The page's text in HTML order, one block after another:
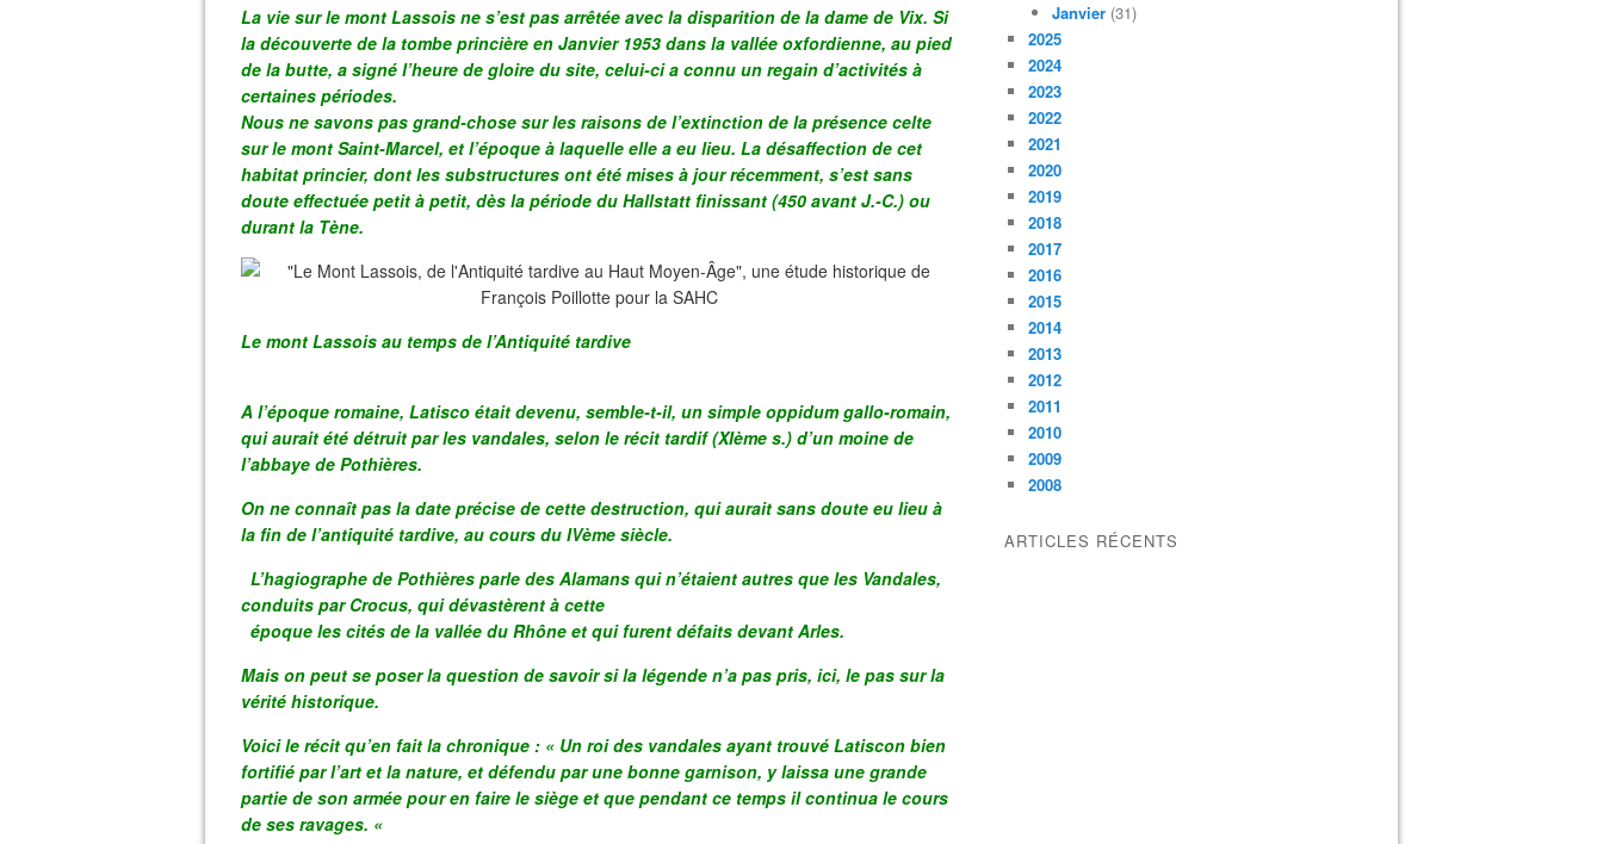
La vie sur le mont Lassois ne s’est pas arrêtée avec la disparition de la dame de Vix. Si
la découverte de la tombe princière en Janvier 1953 dans la vallée oxfordienne, au pied
de la butte, a signé l’heure de gloire du site, celui-ci a connu un regain d’activités à
certaines périodes.
Nous ne savons pas grand-chose sur les raisons de l’extinction de la présence celte
sur le mont Saint-Marcel, et l’époque à laquelle elle a eu lieu. La désaffection de cet
habitat princier, dont les substructures ont été mises à jour récemment, s’est sans
doute effectuée petit à petit, dès la période du Hallstatt finissant (450 avant J.-C.) ou
durant la Tène.
Le mont Lassois au temps de l’Antiquité tardive
A l’époque romaine, Latisco était devenu, semble-t-il, un simple oppidum gallo-romain,
qui aurait été détruit par les vandales, selon le récit tardif (XIème s.) d’un moine de
l’abbaye de Pothières.
On ne connaît pas la date précise de cette destruction, qui aurait sans doute eu lieu à
la fin de l’antiquité tardive, au cours du IVème siècle.
L’hagiographe de Pothières parle des Alamans qui n’étaient autres que les Vandales,
conduits par Crocus, qui dévastèrent à cette
époque les cités de la vallée du Rhône et qui furent défaits devant Arles.
Mais on peut se poser la question de savoir si la légende n’a pas pris, ici, le pas sur la
vérité historique.
Voici le récit qu’en fait la chronique : « Un roi des vandales ayant trouvé Latiscon bien
fortifié par l’art et la nature, et défendu par une bonne garnison, y laissa une grande
partie de son armée pour en faire le siège et que pendant ce temps il continua le cours
de ses ravages. «
Janvier (31)
2025
2024
2023
2022
2021
2020
2019
2018
2017
2016
2015
2014
2013
2012
2011
2010
2009
2008
ARTICLES RÉCENTS